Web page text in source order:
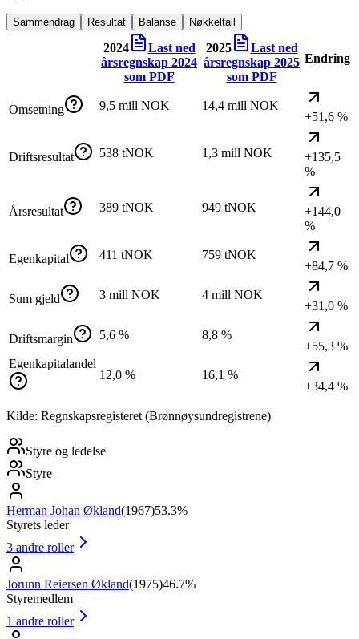
Sammendrag Resultat Balanse Nøkkeltall
2024
Last ned
årsregnskap 2024
som PDF
2025
Last ned
årsregnskap 2025
som PDF
Endring
Omsetning 9,5 mill NOK
14,4 mill NOK
+51,6 %
Driftsresultat 538 tNOK 1,3 mill NOK
+135,5
%
Årsresultat 389 tNOK 949 tNOK
+144,0
%
Egenkapital 411 tNOK
759 tNOK
+84,7 %
Sum gjeld 3 mill NOK
4 mill NOK
+31,0 %
Driftsmargin 5,6 %
8,8 %
+55,3 %
Egenkapitalandel
12,0 %
16,1 %
+34,4 %
Kilde: Regnskapsregisteret (Brønnøysundregistrene)
Styre og ledelse
Styre
Herman Johan Økland(1967)53.3%
Styrets leder
3 andre roller
Jorunn Reiersen Økland(1975)46.7%
Styremedlem
1 andre roller